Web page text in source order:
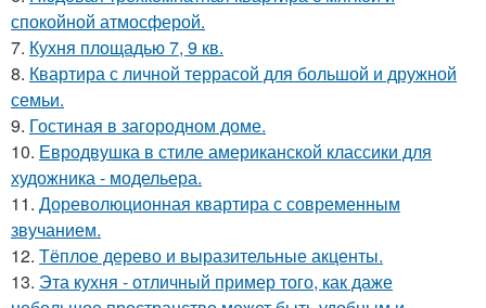
спокойной атмосферой.
7. Кухня площадью 7, 9 кв.
8. Квартира с личной террасой для большой и дружной
семьи.
9. Гостиная в загородном доме.
10. Евродвушка в стиле американской классики для
художника - модельера.
11. Дореволюционная квартира с современным
звучанием.
12. Тёплое дерево и выразительные акценты.
13. Эта кухня - отличный пример того, как даже